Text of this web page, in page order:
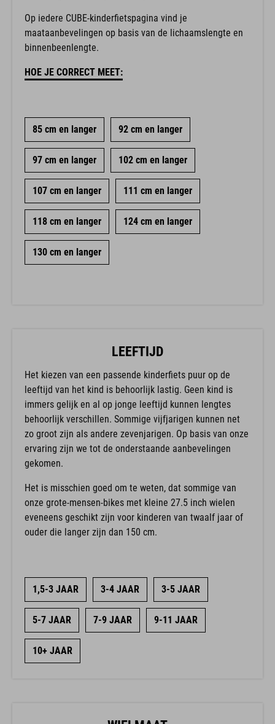
Op iedere CUBE-kinderfietspagina vind je
maataanbevelingen op basis van de lichaamslengte en
binnenbeenlengte.
HOE JE CORRECT MEET:
85 cm en langer 92 cm en langer
97 cm en langer 102 cm en langer
107 cm en langer 111 cm en langer
118 cm en langer 124 cm en langer
130 cm en langer
LEEFTIJD
Het kiezen van een passende kinderfiets puur op de
leeftijd van het kind is behoorlijk lastig. Geen kind is
immers gelijk en al op jonge leeftijd kunnen lengtes
behoorlijk verschillen. Sommige vijfjarigen kunnen net
zo groot zijn als andere zevenjarigen. Op basis van onze
ervaring zijn we tot de onderstaande aanbevelingen
gekomen.
Het is misschien goed om te weten, dat sommige van
onze grote-mensen-bikes met kleine 27.5 inch wielen
eveneens geschikt zijn voor kinderen van twaalf jaar of
ouder die langer zijn dan 150 cm.
1,5-3 JAAR 3-4 JAAR 3-5 JAAR
5-7 JAAR 7-9 JAAR 9-11 JAAR
10+ JAAR